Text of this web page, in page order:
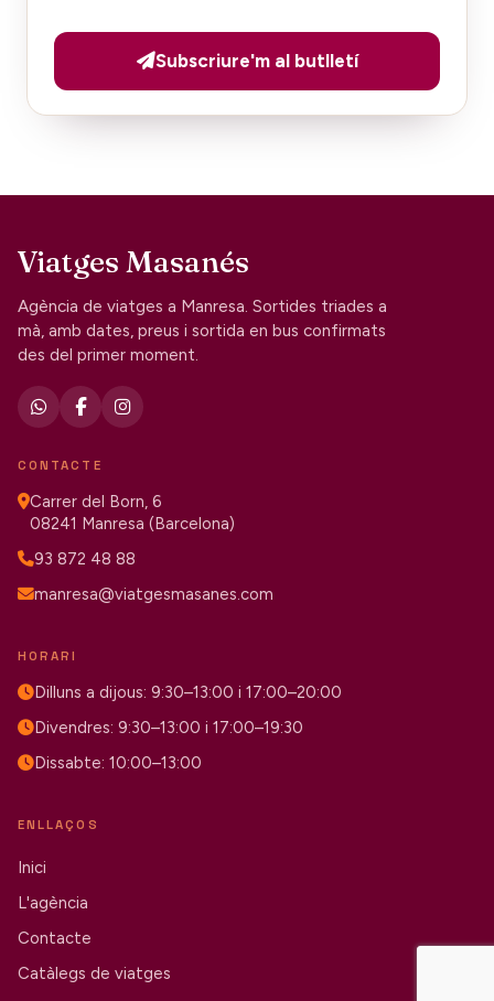
Subscriure'm al butlletí
Viatges Masanés
Agència de viatges a Manresa. Sortides triades a
mà, amb dates, preus i sortida en bus confirmats
des del primer moment.
CONTACTE
Carrer del Born, 6
08241 Manresa (Barcelona)
93 872 48 88
manresa@viatgesmasanes.com
HORARI
Dilluns a dijous: 9:30–13:00 i 17:00–20:00
Divendres: 9:30–13:00 i 17:00–19:30
Dissabte: 10:00–13:00
ENLLAÇOS
Inici
L'agència
Contacte
Catàlegs de viatges